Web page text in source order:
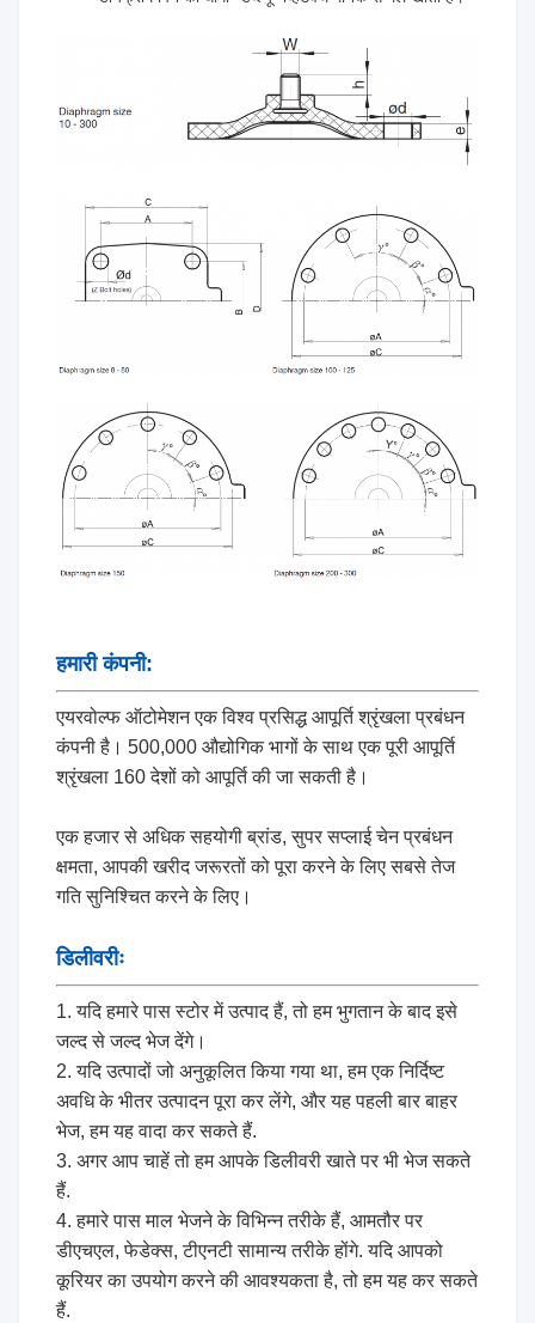
हमारी कंपनी:
एयरवोल्फ ऑटोमेशन एक विश्व प्रसिद्ध आपूर्ति श्रृंखला प्रबंधन
कंपनी है। 500,000 औद्योगिक भागों के साथ एक पूरी आपूर्ति
श्रृंखला 160 देशों को आपूर्ति की जा सकती है।
एक हजार से अधिक सहयोगी ब्रांड, सुपर सप्लाई चेन प्रबंधन
क्षमता, आपकी खरीद जरूरतों को पूरा करने के लिए सबसे तेज
गति सुनिश्चित करने के लिए।
डिलीवरीः
1. यदि हमारे पास स्टोर में उत्पाद हैं, तो हम भुगतान के बाद इसे
जल्द से जल्द भेज देंगे।
2. यदि उत्पादों जो अनुकूलित किया गया था, हम एक निर्दिष्ट
अवधि के भीतर उत्पादन पूरा कर लेंगे, और यह पहली बार बाहर
भेज, हम यह वादा कर सकते हैं.
3. अगर आप चाहें तो हम आपके डिलीवरी खाते पर भी भेज सकते
हैं.
4. हमारे पास माल भेजने के विभिन्न तरीके हैं, आमतौर पर
डीएचएल, फेडेक्स, टीएनटी सामान्य तरीके होंगे. यदि आपको
कूरियर का उपयोग करने की आवश्यकता है, तो हम यह कर सकते
हैं.